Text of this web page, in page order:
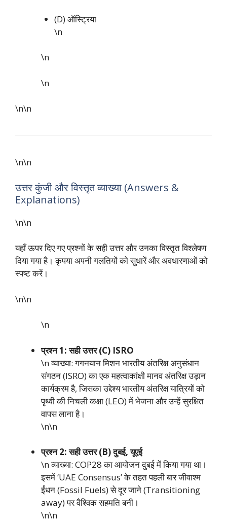
(D) ऑस्ट्रिया
\n
\n
\n
\n\n
\n\n
उत्तर कुंजी और विस्तृत व्याख्या (Answers &
Explanations)
\n\n
यहाँ ऊपर दिए गए प्रश्नों के सही उत्तर और उनका विस्तृत विश्लेषण
दिया गया है। कृपया अपनी गलतियों को सुधारें और अवधारणाओं को
स्पष्ट करें।
\n\n
\n
प्रश्न 1: सही उत्तर (C) ISRO
\n व्याख्या: गगनयान मिशन भारतीय अंतरिक्ष अनुसंधान
संगठन (ISRO) का एक महत्वाकांक्षी मानव अंतरिक्ष उड़ान
कार्यक्रम है, जिसका उद्देश्य भारतीय अंतरिक्ष यात्रियों को
पृथ्वी की निचली कक्षा (LEO) में भेजना और उन्हें सुरक्षित
वापस लाना है।
\n\n
प्रश्न 2: सही उत्तर (B) दुबई, यूएई
\n व्याख्या: COP28 का आयोजन दुबई में किया गया था।
इसमें ‘UAE Consensus’ के तहत पहली बार जीवाश्म
ईंधन (Fossil Fuels) से दूर जाने (Transitioning
away) पर वैश्विक सहमति बनी।
\n\n